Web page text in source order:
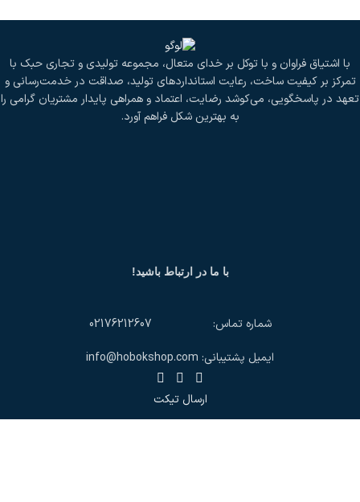
با اشتیاق فراوان و با توکل بر خدای متعال، مجموعه تولیدی و تجاری حبک با
تمرکز بر کیفیت ساخت، رعایت استانداردهای تولید، صداقت در خدمت‌رسانی و
تعهد در پاسخگویی، می‌کوشد رضایت، اعتماد و همراهی پایدار مشتریان گرامی را
به بهترین شکل فراهم آورد.
با ما در ارتباط باشید!
شماره تماس: 02176212607
ایمیل پشتیبانی: info@hobokshop.com
ارسال تیکت